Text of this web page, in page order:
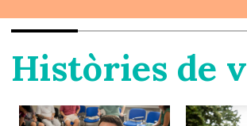
Històries de